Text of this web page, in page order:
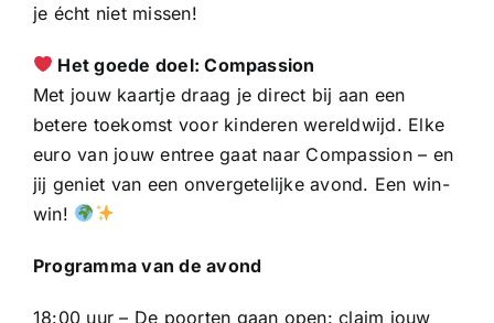
je écht niet missen!
Het goede doel: Compassion
Met jouw kaartje draag je direct bij aan een
betere toekomst voor kinderen wereldwijd. Elke
euro van jouw entree gaat naar Compassion – en
jij geniet van een onvergetelijke avond. Een win-
win!
Programma van de avond
18:00 uur – De poorten gaan open: claim jouw